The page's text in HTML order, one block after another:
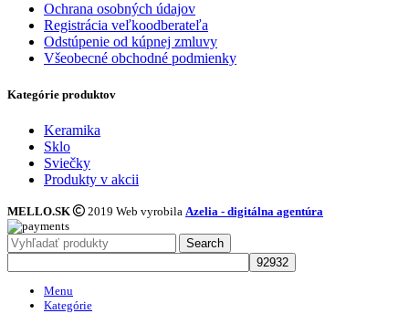
Ochrana osobných údajov
Registrácia veľkoodberateľa
Odstúpenie od kúpnej zmluvy
Všeobecné obchodné podmienky
Kategórie produktov
Keramika
Sklo
Sviečky
Produkty v akcii
MELLO.SK 2019 Web vyrobila Azelia - digitálna agentúra
Search
Menu
Kategórie